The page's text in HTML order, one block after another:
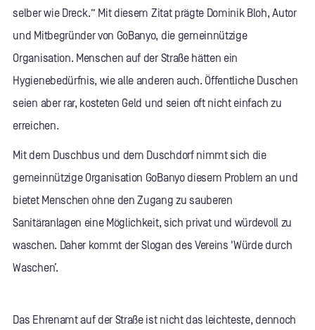
selber wie Dreck.” Mit diesem Zitat prägte Dominik Bloh, Autor
und Mitbegründer von GoBanyo, die gemeinnützige
Organisation. Menschen auf der Straße hätten ein
Hygienebedürfnis, wie alle anderen auch. Öffentliche Duschen
seien aber rar, kosteten Geld und seien oft nicht einfach zu
erreichen.
Mit dem Duschbus und dem Duschdorf nimmt sich die
gemeinnützige Organisation GoBanyo diesem Problem an und
bietet Menschen ohne den Zugang zu sauberen
Sanitäranlagen eine Möglichkeit, sich privat und würdevoll zu
waschen. Daher kommt der Slogan des Vereins 'Würde durch
Waschen’.
Das Ehrenamt auf der Straße ist nicht das leichteste, dennoch